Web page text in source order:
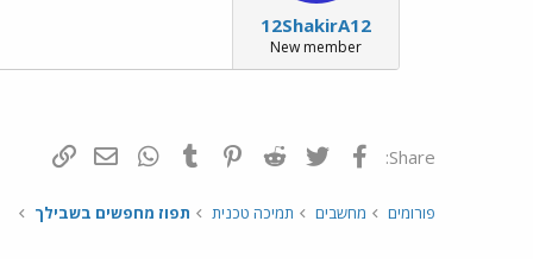
12ShakirA12
New member
Share: פייסבוק Twitter
Reddit
Pinterest
Tumblr
WhatsAppדואר אלקטרוני
פורומים מחשבים תמיכה טכנית תפוז מחפשים בשבילך